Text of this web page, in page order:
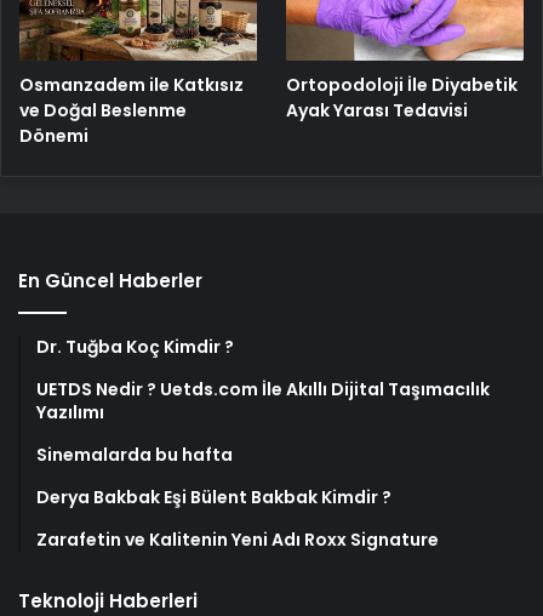
Osmanzadem ile Katkısız
ve Doğal Beslenme
Dönemi
Ortopodoloji İle Diyabetik
Ayak Yarası Tedavisi
En Güncel Haberler
Dr. Tuğba Koç Kimdir ?
UETDS Nedir ? Uetds.com İle Akıllı Dijital Taşımacılık
Yazılımı
Sinemalarda bu hafta
Derya Bakbak Eşi Bülent Bakbak Kimdir ?
Zarafetin ve Kalitenin Yeni Adı Roxx Signature
Teknoloji Haberleri